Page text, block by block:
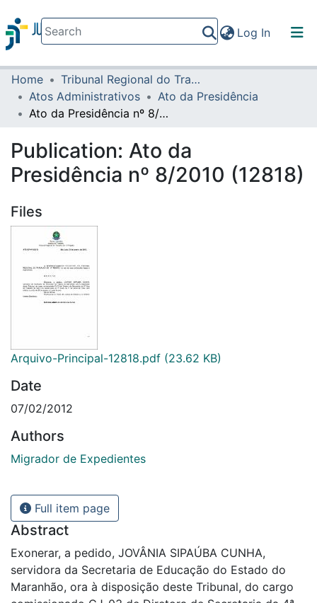
Log In(current)
Communities & Collections
All of DSpace
Home
Tribunal Regional do Trabalho da 16ª Região
Atos Administrativos
Ato da Presidência
Ato da Presidência nº 8/2010 (12818)
Publication: Ato da
Presidência nº 8/2010 (12818)
Files
Arquivo-Principal-12818.pdf (23.62 KB)
Date
07/02/2012
Authors
Migrador de Expedientes
Full item page
Abstract
Exonerar, a pedido, JOVÂNIA SIPAÚBA CUNHA,
servidora da Secretaria de Educação do Estado do
Maranhão, ora à disposição deste Tribunal, do cargo